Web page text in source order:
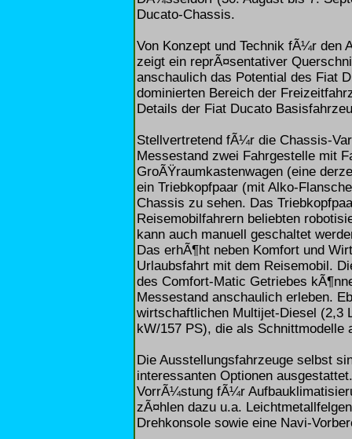
Ducato-Chassis.
Von Konzept und Technik fÃ¼r den
zeigt ein reprÃ¤sentativer
anschaulich das Potential des Fiat
dominierten Bereich der
Details der Fiat Ducato
Stellvertretend fÃ¼r die Chassis-
Messestand zwei Fahrgestelle mit
GroÃŸraumkastenwagen (eine
ein Triebkopfpaar (mit Alko-
Chassis zu sehen. Das
Reisemobilfahrern beliebten
kann auch manuell geschaltet
Das erhÃ¶ht neben Komfort und
Urlaubsfahrt mit dem Reisemobil.
des Comfort-Matic Getriebes
Messestand anschaulich erleben.
wirtschaftlichen Multijet-Diesel (2,3
kW/157 PS), die als Schnittmodelle
Die Ausstellungsfahrzeuge selbst
interessanten Optionen
VorrÃ¼stung fÃ¼r
zÃ¤hlen dazu u.a.
Drehkonsole sowie eine Navi-